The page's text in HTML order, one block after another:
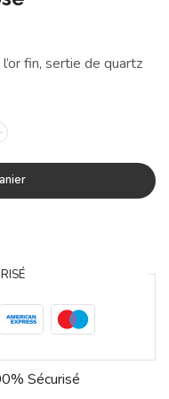
fin, sertie de quartz
Sécurisé